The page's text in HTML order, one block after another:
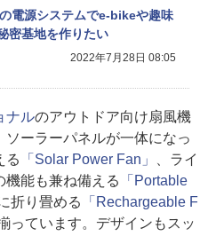
電源システムでe-bikeや趣味
密基地を作りたい
2022年7月28日 08:05
ナルのアウトドア向け扇風機
ソーラーパネルが一体になっ
る
「Solar Power Fan」
、ライ
機能も兼ね備える
「Portable
折り畳める
「Rechargeable F
っています。デザインもスッ